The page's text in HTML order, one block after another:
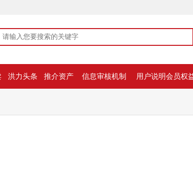
洪力头条 推介资产 信息审核机制 用户说明会员权